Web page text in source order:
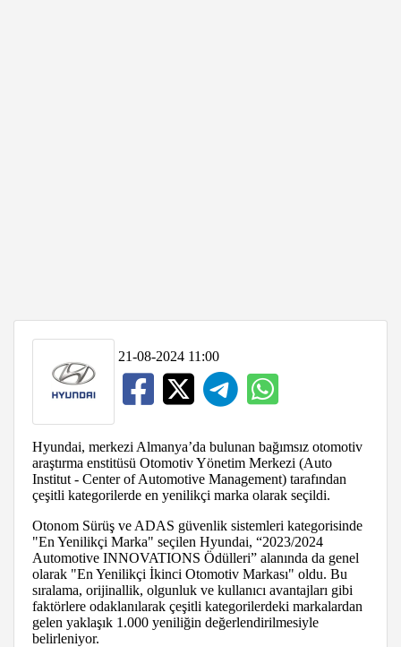
21-08-2024 11:00
Hyundai, merkezi Almanya’da bulunan bağımsız otomotiv
araştırma enstitüsü Otomotiv Yönetim Merkezi (Auto
Institut - Center of Automotive Management) tarafından
çeşitli kategorilerde en yenilikçi marka olarak seçildi.
Otonom Sürüş ve ADAS güvenlik sistemleri kategorisinde
"En Yenilikçi Marka" seçilen Hyundai, “2023/2024
Automotive INNOVATIONS Ödülleri” alanında da genel
olarak "En Yenilikçi İkinci Otomotiv Markası" oldu. Bu
sıralama, orijinallik, olgunluk ve kullanıcı avantajları gibi
faktörlere odaklanılarak çeşitli kategorilerdeki markalardan
gelen yaklaşık 1.000 yeniliğin değerlendirilmesiyle
belirleniyor.